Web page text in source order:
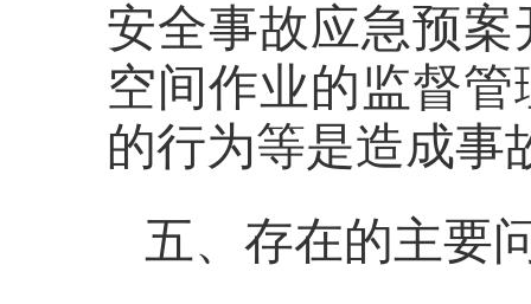
安全事故应急预
空间作业的监督
的行为等是造成事
五、存在的主要